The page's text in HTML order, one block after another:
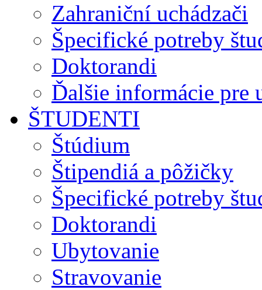
Zahraniční uchádzači
Špecifické potreby
Doktorandi
Ďalšie informácie pre
ŠTUDENTI
Štúdium
Štipendiá a pôžičky
Špecifické potreby
Doktorandi
Ubytovanie
Stravovanie